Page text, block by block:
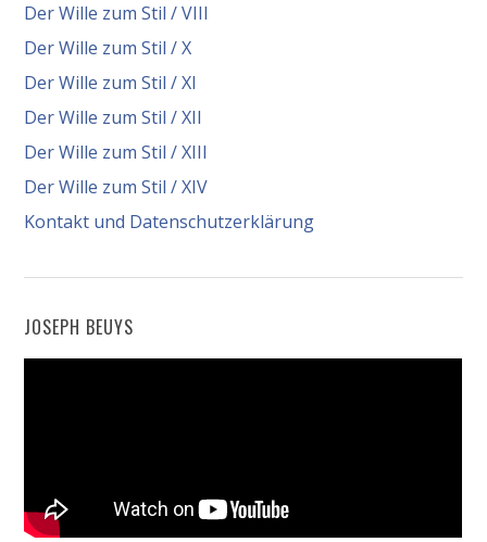
Der Wille zum Stil / VIII
Der Wille zum Stil / X
Der Wille zum Stil / XI
Der Wille zum Stil / XII
Der Wille zum Stil / XIII
Der Wille zum Stil / XIV
Kontakt und Datenschutzerklärung
JOSEPH BEUYS